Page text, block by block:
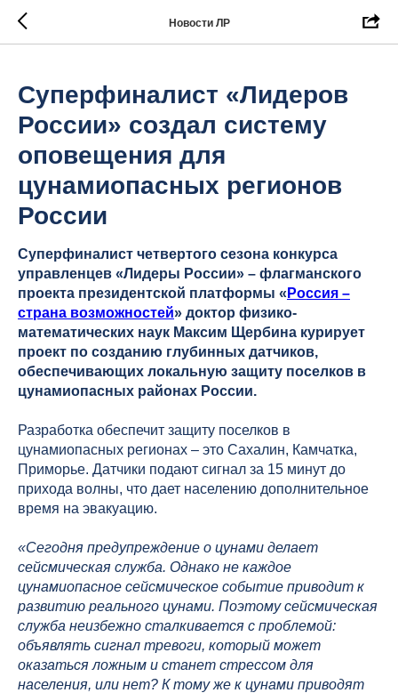
Новости ЛР
Суперфиналист «Лидеров
России» создал систему
оповещения для
цунамиопасных регионов
России
Суперфиналист четвертого сезона конкурса
управленцев «Лидеры России» – флагманского
проекта президентской платформы « Россия –
страна возможностей» доктор физико-
математических наук Максим Щербина курирует
проект по созданию глубинных датчиков,
обеспечивающих локальную защиту поселков в
цунамиопасных районах России.
Разработка обеспечит защиту поселков в
цунамиопасных регионах – это Сахалин, Камчатка,
Приморье. Датчики подают сигнал за 15 минут до
прихода волны, что дает населению дополнительное
время на эвакуацию.
«Сегодня предупреждение о цунами делает
сейсмическая служба. Однако не каждое
цунамиопасное сейсмическое событие приводит к
развитию реального цунами. Поэтому сейсмическая
служба неизбежно сталкивается с проблемой:
объявлять сигнал тревоги, который может
оказаться ложным и станет стрессом для
населения, или нет? К тому же к цунами приводят